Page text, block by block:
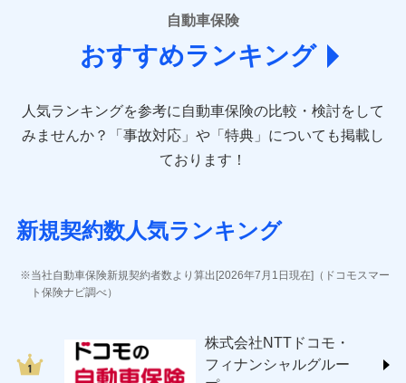
あいおいニッセイ同和損害保険株式会社
(https://www.aioinissaydowa.co.jp/)
アクサ損害保険株式会社 (https://www.axa-
direct.co.jp/)
sompo.co.jp/)
東京海上ダイレクト損害保険株式会社 (https://www.e-
AIG損害保険株式会社 (https://www.aig.co.jp/sonpo)
ジェイアイ傷害火災保険株式会社
ソニー損害保険株式会社
(https://www.sonysonpo.co.jp/)
ＳＯＭＰＯダイレクト損害保険株式会社
(https://www.sompo-direct.co.jp/)
自動車保険
おすすめランキング
人気ランキングを参考に自動車保険の比較・検討をして
みませんか？
「事故対応」や「特典」についても掲載し
ております！
新規契約数人気ランキング
当社自動車保険新規契約者数より算出[2026年7月1日現在]（ドコモスマー
ト保険ナビ調べ）
株式会社NTTドコモ・
フィナンシャルグルー